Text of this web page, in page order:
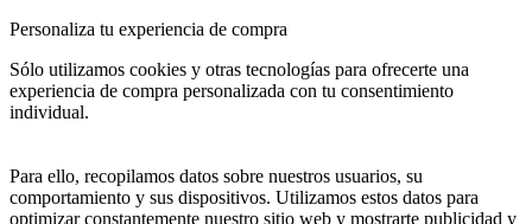
Personaliza tu experiencia de compra
Sólo utilizamos cookies y otras tecnologías para ofrecerte una
experiencia de compra personalizada con tu consentimiento
individual.
Para ello, recopilamos datos sobre nuestros usuarios, su
comportamiento y sus dispositivos. Utilizamos estos datos para
optimizar constantemente nuestro sitio web y mostrarte publicidad y